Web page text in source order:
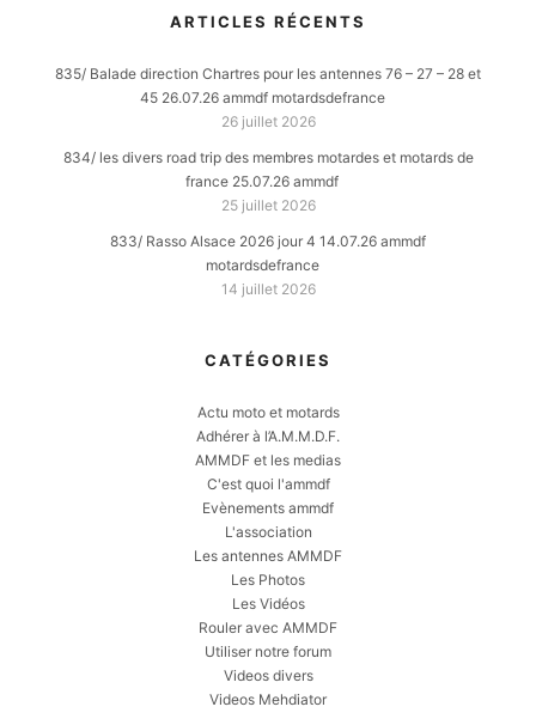
ARTICLES RÉCENTS
835/ Balade direction Chartres pour les antennes 76 – 27 – 28 et
45 26.07.26 ammdf motardsdefrance
26 juillet 2026
834/ les divers road trip des membres motardes et motards de
france 25.07.26 ammdf
25 juillet 2026
833/ Rasso Alsace 2026 jour 4 14.07.26 ammdf
motardsdefrance
14 juillet 2026
CATÉGORIES
Actu moto et motards
Adhérer à l’A.M.M.D.F.
AMMDF et les medias
C'est quoi l'ammdf
Evènements ammdf
L'association
Les antennes AMMDF
Les Photos
Les Vidéos
Rouler avec AMMDF
Utiliser notre forum
Videos divers
Videos Mehdiator